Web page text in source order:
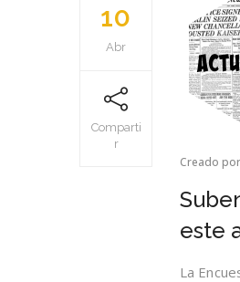
10
Abr
Comparti
r
Creado por
este
La